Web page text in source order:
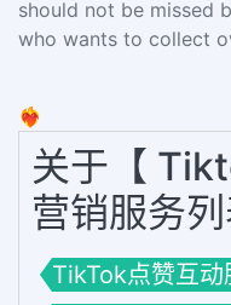
should not be missed
who wants to collect
❤️‍🔥
关于【
营销服务
TikTok点赞互动